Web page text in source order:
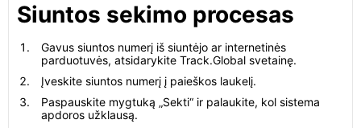
Siuntos sekimo procesas
Gavus siuntos numerį iš siuntėjo ar internetinės
parduotuvės, atsidarykite Track.Global svetainę.
Įveskite siuntos numerį į paieškos laukelį.
Paspauskite mygtuką „Sekti“ ir palaukite, kol sistema
apdoros užklausą.